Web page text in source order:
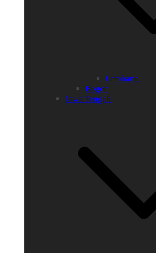
Lembang
Bogor
Jawa Tengah